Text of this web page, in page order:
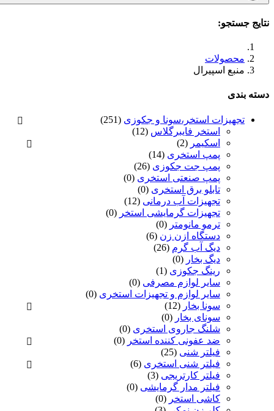
استخر،سونا و جکوزی(251)
استخر فایبرگلاس(12)
پمپ استخری
(14)
پمپ جت جکوزی(26)
پمپ صنعتی استخری(0)
تابلو برق استخری (0)
تجهیزات آب درمانی (12)
تجهیزات گرمایشی استخر(0)
ترمو مانومتر (0)
دستگاه ازن زن(6)
دیگ آب گرم
رینگ جکوزی
(1)
سایر لوازم مصرفی(0)
سایر لوازم و تجهیزات استخری(0)
سونای بخار(0)
شلنگ جاروی استخری(0)
ضد عفونی کننده استخر (0)
(25)
فیلتر شنی استخری (6)
فیلتر کارتریجی(3)
فیلتر مدار گرمایشی(0)
کاشی استخر (0)